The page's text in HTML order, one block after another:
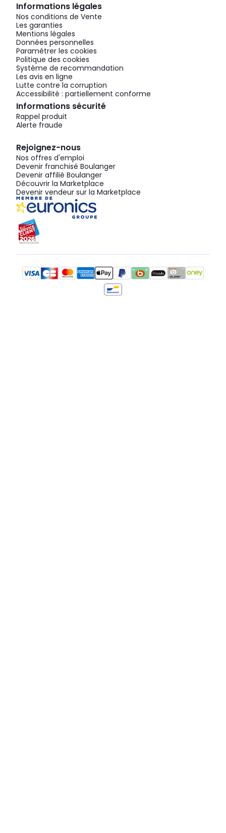
Informations légales
Nos conditions de Vente
Les garanties
Mentions légales
Données personnelles
Paramétrer les cookies
Politique des cookies
Système de recommandation
Les avis en ligne
Lutte contre la corruption
Accessibilité : partiellement conforme
Informations sécurité
Rappel produit
Alerte fraude
Rejoignez-nous
Nos offres d'emploi
Devenir franchisé Boulanger
Devenir affilié Boulanger
Découvrir la Marketplace
Devenir vendeur sur la Marketplace